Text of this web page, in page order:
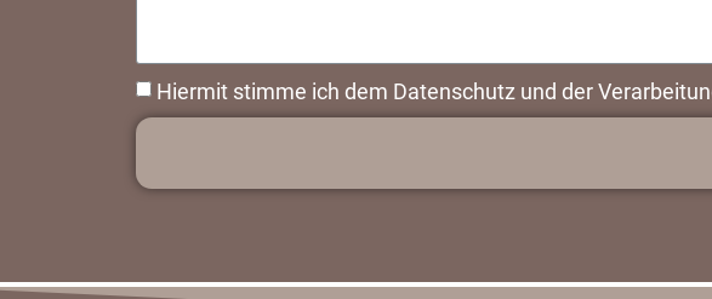
Hiermit stimme ich dem Datenschutz und der